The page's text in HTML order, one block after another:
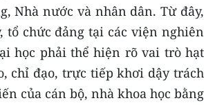
Nhà nước và nhân dân. Từ đây,
tổ chức đảng tại các viện nghiên
học phải thể hiện rõ vai trò hạt
chỉ đạo, trực tiếp khơi dậy trách
của cán bộ, nhà khoa học bằng